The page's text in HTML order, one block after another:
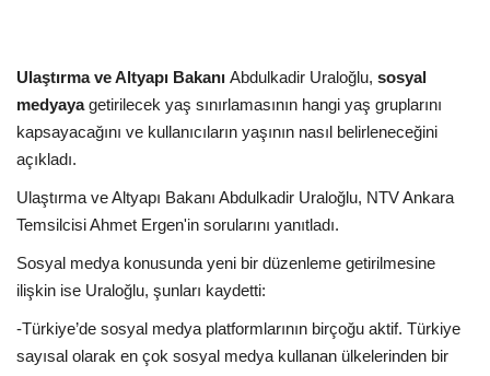
Ekonomi
Gündem
Dünya
Ulaştırma ve Altyapı Bakanı Abdulkadir Uraloğlu, sosyal
medyayagetirilecek yaş sınırlamasının hangi yaş gruplarını
kapsayacağını ve kullanıcıların yaşının nasıl belirleneceğini
açıkladı.
Ulaştırma ve Altyapı Bakanı Abdulkadir Uraloğlu, NTV Ankara
Temsilcisi Ahmet Ergen'in sorularını yanıtladı.
Sosyal medya konusunda yeni bir düzenleme getirilmesine
ilişkin ise Uraloğlu, şunları kaydetti:
-Türkiye’de sosyal medya platformlarının birçoğu aktif. Türkiye
sayısal olarak en çok sosyal medya kullanan ülkelerinden bir